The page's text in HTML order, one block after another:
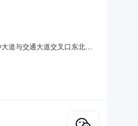
道与交通大道交叉口东北方
采购需求：详见